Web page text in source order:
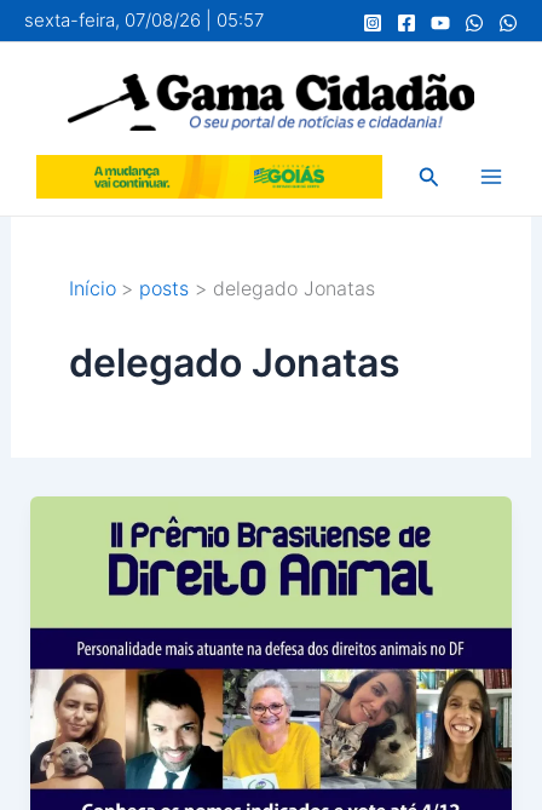
para
conteúdo
sexta-feira, 07/08/26 | 05:57
Pesquisar
Início posts delegado Jonatas
delegado Jonatas